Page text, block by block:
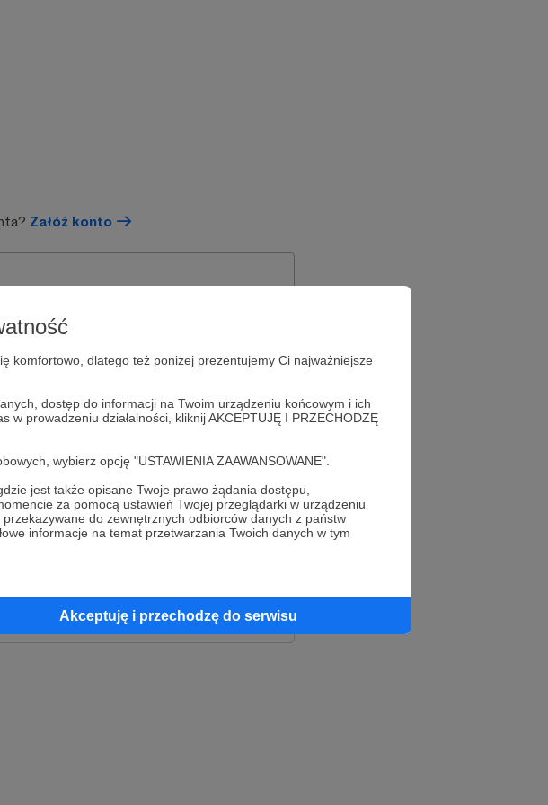
komfortowo, dlatego też poniżej prezentujemy Ci najważniejsze
dostęp do informacji na Twoim urządzeniu końcowym i ich
prowadzeniu działalności, kliknij AKCEPTUJĘ I PRZECHODZĘ
wybierz opcję "USTAWIENIA ZAAWANSOWANE".
jest także opisane Twoje prawo żądania dostępu,
za pomocą ustawień Twojej przeglądarki w urządzeniu
do zewnętrznych odbiorców danych z państw
informacje na temat przetwarzania Twoich danych w tym
Akceptuję i przechodzę do serwisu
Załóż konto
lub
Kontynuuj z Apple